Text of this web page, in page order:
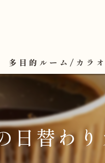
多目的ルーム/カラ
日替わり